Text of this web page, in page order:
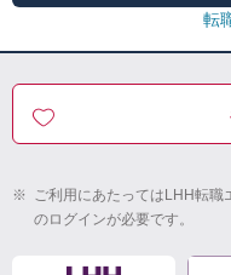
転
※ ご利用にあたってはLHH転
のログインが必要です。